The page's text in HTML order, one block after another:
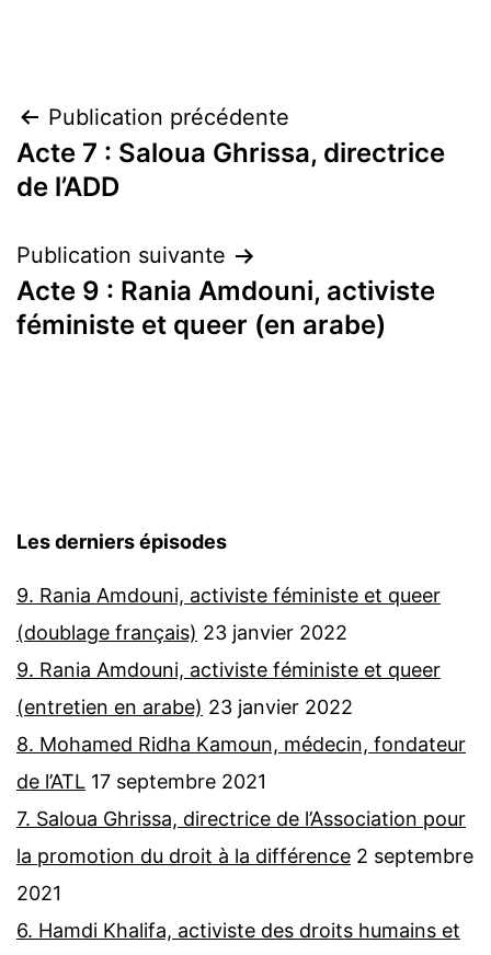
Navigation
de
Publication précédente
Acte 7 : Saloua Ghrissa, directrice
de l’ADD
Publication suivante
Acte 9 : Rania Amdouni, activiste
féministe et queer (en arabe)
Les derniers épisodes
9. Rania Amdouni, activiste féministe et queer
(doublage français) 23 janvier 2022
9. Rania Amdouni, activiste féministe et queer
(entretien en arabe) 23 janvier 2022
8. Mohamed Ridha Kamoun, médecin, fondateur
de l’ATL 17 septembre 2021
7. Saloua Ghrissa, directrice de l’Association pour
la promotion du droit à la différence 2 septembre
2021
6. Hamdi Khalifa, activiste des droits humains et